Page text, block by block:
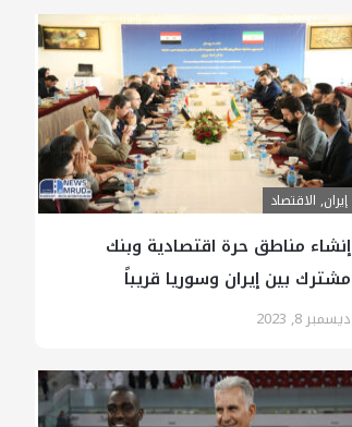
إيران, الاقتصاد
إنشاء مناطق حرة اقتصادية وبنك
مشترك بين إيران وسوريا قريباً
ديسمبر 8, 2023